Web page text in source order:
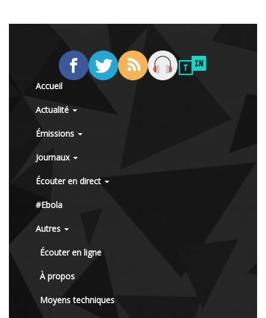
Accueil
Actualité
Émissions
Journaux
Écouter en direct
#Ebola
Autres
Écouter en ligne
À propos
Moyens techniques